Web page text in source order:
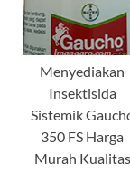
Menyediakan
Insektisida
Sistemik
350 FS Harga
Murah Kualitas